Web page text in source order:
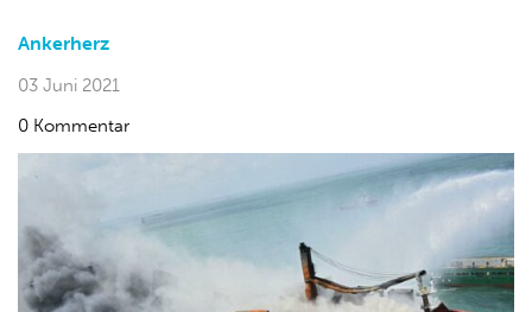
Ankerherz
03 Juni 2021
0 Kommentar